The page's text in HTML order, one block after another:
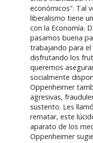
económicos". Tal
liberalismo tiene
con la Economía.
pasamos buena
trabajando para
disfrutando los
queremos
socialmente
Oppenheimer
agresivas,
sustento. Les
rematar, este
aparato de los
Oppenheimer